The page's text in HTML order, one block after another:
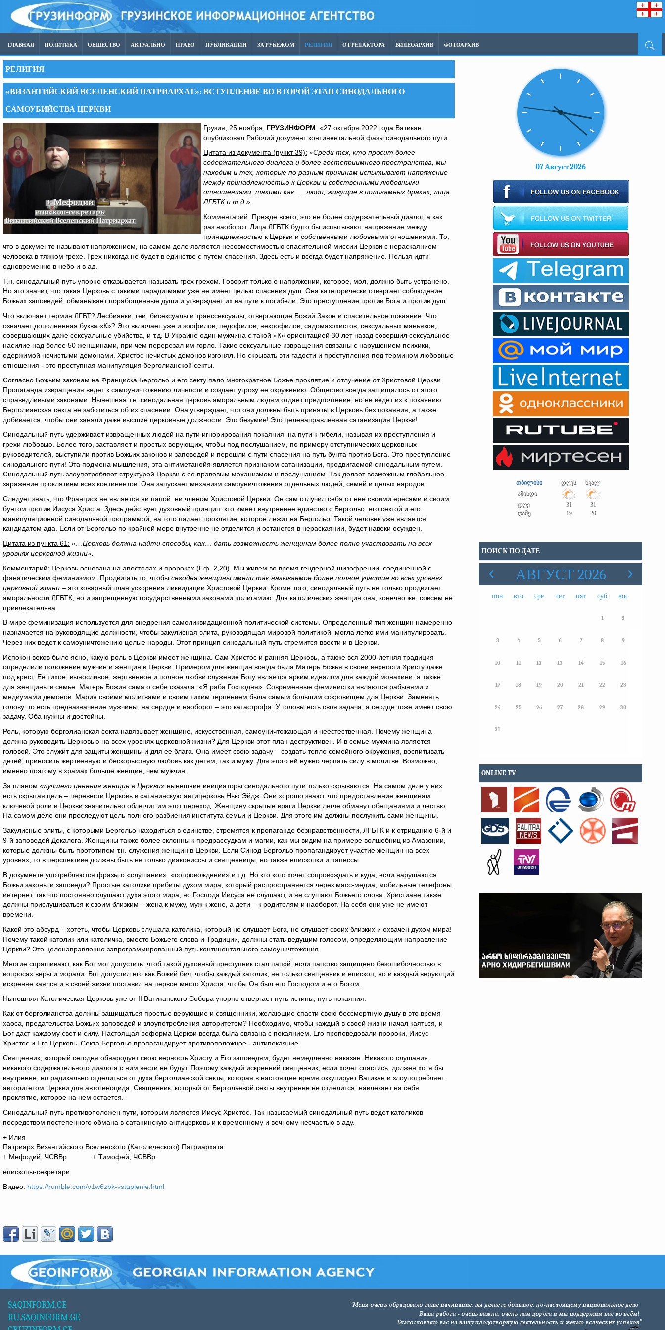
ГЛАВНАЯ ПОЛИТИКА ОБЩЕСТВО АКТУАЛЬНО ПРАВО ПУБЛИКАЦИИ ЗА РУБЕЖОМ РЕЛИГИЯ ОТ РЕДАКТОРА ВИДЕОАРХИВ ФОТОАРХИВ
РЕЛИГИЯ
«ВИЗАНТИЙСКИЙ ВСЕЛЕНСКИЙ ПАТРИАРХАТ»: ВСТУПЛЕНИЕ ВО ВТОРОЙ ЭТАП СИНОДАЛЬНОГО
САМОУБИЙСТВА ЦЕРКВИ
Грузия, 25 ноября, ГРУЗИНФОРМ . «27 октября 2022 года Ватикан
опубликовал Рабочий документ континентальной фазы синодального пути.
Цитата из документа (пункт 39): «Среди тех, кто просит более
содержательного диалога и более гостеприимного пространства, мы
находим и тех, которые по разным причинам испытывают напряжение
между принадлежностью к Церкви и собственными любовными
отношениями, такими как: ... люди, живущие в полигамных браках, лица
ЛГБТК и т.д.».
Комментарий: Прежде всего, это не более содержательный диалог, а как
раз наоборот. Лица ЛГБТК будто бы испытывают напряжение между
принадлежностью к Церкви и собственными любовными отношениями. То,
что в документе называют напряжением, на самом деле является несовместимостью спасительной миссии Церкви с нераскаянием
человека в тяжком грехе. Грех никогда не будет в единстве с путем спасения. Здесь есть и всегда будет напряжение. Нельзя идти
одновременно в небо и в ад.
Т.н. синодальный путь упорно отказывается называть грех грехом. Говорит только о напряжении, которое, мол, должно быть устранено.
Но это значит, что такая Церковь с такими парадигмами уже не имеет целью спасения душ. Она категорически отвергает соблюдение
Божьих заповедей, обманывает порабощенные души и утверждает их на пути к погибели. Это преступление против Бога и против душ.
Что включает термин ЛГБТ? Лесбиянки, геи, бисексуалы и транссексуалы, отвергающие Божий Закон и спасительное покаяние. Что
означает дополненная буква «К»? Это включает уже и зоофилов, педофилов, некрофилов, садомазохистов, сексуальных маньяков,
совершающих даже сексуальные убийства, и т.д. В Украине один мужчина с такой «К» ориентацией 30 лет назад совершил сексуальное
насилие над более 50 женщинами, при чем перерезал им горло. Такие сексуальные извращения связаны с нарушением психики,
одержимой нечистыми демонами. Христос нечистых демонов изгонял. Но скрывать эти гадости и преступления под термином любовные
отношения - это преступная манипуляция берголианской секты.
Согласно Божьим законам на Франциска Бергольо и его секту пало многократное Божье проклятие и отлучение от Христовой Церкви.
Пропаганда извращения ведет к самоуничтожению личности и создает угрозу ее окружению. Общество всегда защищалось от этого
справедливыми законами. Нынешняя т.н. синодальная церковь аморальным людям отдает предпочтение, но не ведет их к покаянию.
Берголианская секта не заботиться об их спасении. Она утверждает, что они должны быть приняты в Церковь без покаяния, а также
добивается, чтобы они заняли даже высшие церковные должности. Это безумие! Это целенаправленная сатанизация Церкви!
Синодальный путь удерживает извращенных людей на пути игнорирования покаяния, на пути к гибели, называя их преступления и
грехи любовью. Более того, заставляет и простых верующих, чтобы под послушанием, по примеру отступнических церковных
руководителей, выступили против Божьих законов и заповедей и перешли с пути спасения на путь бунта против Бога. Это преступление
синодального пути! Эта подмена мышления, эта антиметанойя является признаком сатанизации, продвигаемой синодальным путем.
Синодальный путь злоупотребляет структурой Церкви с ее правовым механизмом и послушанием. Так делает возможным глобальное
заражение проклятием всех континентов. Она запускает механизм самоуничтожения отдельных людей, семей и целых народов.
Следует знать, что Франциск не является ни папой, ни членом Христовой Церкви. Он сам отлучил себя от нее своими ересями и своим
бунтом против Иисуса Христа. Здесь действует духовный принцип: кто имеет внутреннее единство с Бергольо, его сектой и его
манипуляционной синодальной программой, на того падает проклятие, которое лежит на Бергольо. Такой человек уже является
кандидатом ада. Если от Бергольо по крайней мере внутренне не отделится и останется в нераскаянии, будет навеки осужден.
Цитата из пункта 61: «…Церковь должна найти способы, как… дать возможность женщинам более полно участвовать на всех
уровнях церковной жизни».
Комментарий: Церковь основана на апостолах и пророках (Еф. 2,20). Мы живем во время гендерной шизофрении, соединенной с
фанатическим феминизмом. Продвигать то, чтобы сегодня женщины имели так называемое более полное участие во всех уровнях
церковной жизни – это коварный план ускорения ликвидации Христовой Церкви. Кроме того, синодальный путь не только продвигает
аморальности ЛГБТК, но и запрещенную государственными законами полигамию. Для католических женщин она, конечно же, совсем не
привлекательна.
В мире феминизация используется для внедрения самоликвидационной политической системы. Определенный тип женщин намеренно
назначается на руководящие должности, чтобы закулисная элита, руководящая мировой политикой, могла легко ими манипулировать.
Через них ведет к самоуничтожению целые народы. Этот принцип синодальный путь стремится ввести и в Церкви.
Испокон веков было ясно, какую роль в Церкви имеет женщина. Сам Христос и ранняя Церковь, а также вся 2000-летняя традиция
определили положение мужчин и женщин в Церкви. Примером для женщин всегда была Матерь Божья в своей верности Христу даже
под крест. Ее тихое, выносливое, жертвенное и полное любви служение Богу является ярким идеалом для каждой монахини, а также
для женщины в семье. Матерь Божия сама о себе сказала: «Я раба Господня». Современные феминистки являются рабынями и
медиумами демонов. Мария своими молитвами и своим тихим терпением была самым большим сокровищем для Церкви. Заменять
голову, то есть предназначение мужчины, на сердце и наоборот – это катастрофа. У головы есть своя задача, а сердце тоже имеет свою
задачу. Оба нужны и достойны.
Роль, которую берголианская секта навязывает женщине, искусственная, самоуничтожающая и неестественная. Почему женщина
должна руководить Церковью на всех уровнях церковной жизни? Для Церкви этот план деструктивен. И в семье мужчина является
головой. Это служит для защиты женщины и для ее блага. Она имеет свою задачу – создать тепло семейного окружения, воспитывать
детей, приносить жертвенную и бескорыстную любовь как детям, так и мужу. Для этого ей нужно черпать силу в молитве. Возможно,
именно поэтому в храмах больше женщин, чем мужчин.
За планом «лучшего ценения женщин в Церкви» нынешние инициаторы синодального пути только скрываются. На самом деле у них
есть скрытая цель – перевести Церковь в сатанинскую антицерковь Нью Эйдж. Они хорошо знают, что предоставление женщинам
ключевой роли в Церкви значительно облегчит им этот переход. Женщину скрытые враги Церкви легче обманут обещаниями и лестью.
На самом деле они преследуют цель полного разбиения института семьи и Церкви. Для этого им должны послужить сами женщины.
Закулисные элиты, с которыми Бергольо находиться в единстве, стремятся к пропаганде безнравственности, ЛГБТК и к отрицанию 6-й и
9-й заповедей Декалога. Женщины также более склонны к предрассудкам и магии, как мы видим на примере волшебниц из Амазонии,
которые должны быть прототипом т.н. служения женщин в Церкви. Если Синод Бергольо пропагандирует участие женщин на всех
уровнях, то в перспективе должны быть не только диакониссы и священницы, но также епископки и папессы.
В документе употребляются фразы о «слушании», «сопровождении» и т.д. Но кто кого хочет сопровождать и куда, если нарушаются
Божьи законы и заповеди? Простые католики прибиты духом мира, который распространяется через масс-медиа, мобильные телефоны,
интернет, так что постоянно слушают духа этого мира, но Господа Иисуса не слушают, и не слушают Божьего слова. Христиане также
должны прислушиваться к своим близким – жена к мужу, муж к жене, а дети – к родителям и наоборот. На себя они уже не имеют
времени.
Какой это абсурд – хотеть, чтобы Церковь слушала католика, который не слушает Бога, не слушает своих близких и охвачен духом мира!
Почему такой католик или католичка, вместо Божьего слова и Традиции, должны стать ведущим голосом, определяющим направление
Церкви? Это целенаправленно запрограммированный путь континентального самоуничтожения.
Многие спрашивают, как Бог мог допустить, чтоб такой духовный преступник стал папой, если папство защищено безошибочностью в
вопросах веры и морали. Бог допустил его как Божий бич, чтобы каждый католик, не только священник и епископ, но и каждый верующий
искренне каялся и в своей жизни поставил на первое место Христа, чтобы Он был его Господом и его Богом.
Нынешняя Католическая Церковь уже от II Ватиканского Собора упорно отвергает путь истины, путь покаяния.
Как от берголианства должны защищаться простые верующие и священники, желающие спасти свою бессмертную душу в это время
хаоса, предательства Божьих заповедей и злоупотребления авторитетом? Необходимо, чтобы каждый в своей жизни начал каяться, и
Бог даст каждому свет и силу. Настоящая реформа Церкви всегда была связана с покаянием. Его проповедовали пророки, Иисус
Христос и Его Церковь. Секта Бергольо пропагандирует противоположное - антипокаяние.
Священник, который сегодня обнародует свою верность Христу и Его заповедям, будет немедленно наказан. Никакого слушания,
никакого содержательного диалога с ним вести не будут. Поэтому каждый искренний священник, если хочет спастись, должен хотя бы
внутренне, но радикально отделиться от духа берголианской секты, которая в настоящее время оккупирует Ватикан и злоупотребляет
авторитетом Церкви для автогеноцида. Священник, который от Бергольевой секты внутренне не отделится, навлекает на себя
проклятие, которое на нем остается.
Синодальный путь противоположен пути, которым является Иисус Христос. Так называемый синодальный путь ведет католиков
посредством постепенного обмана в сатанинскую антицерковь и к временному и вечному несчастью в аду.
+ Илия
Патриарх Византийского Вселенского (Католического) Патриархата
+ Мефодий, ЧСВВр + Тимофей, ЧСВВр
епископы-секретари
Видео: https://rumble.com/v1w6zbk-vstuplenie.html
07 Август 2026
თბილისი დღეს
ხვალ
ამინდი
დღე
31
31
ღამე
19 20
ПОИСК ПО ДАТЕ
АВГУСТ 2026
пон вто сре чет пят суб вос
1 2
3 4 5 6 7 8 9
10 11 12 13 14 15 16
17 18 19 20 21 22 23
24 25 26 27 28 29 30
31
ONLINE TV
SAQINFORM.GE
RU.SAQINFORM.GE